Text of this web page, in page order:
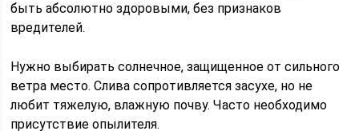
быть абсолютно здоровыми, без признаков
вредителей.
Нужно выбирать солнечное, защищенное от сильного
ветра место. Слива сопротивляется засухе, но не
любит тяжелую, влажную почву. Часто необходимо
присутствие опылителя.